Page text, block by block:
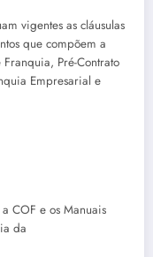
vigentes as cláusulas
que compõem a
Pré-Contrato
Empresarial e
COF e os Manuais
da